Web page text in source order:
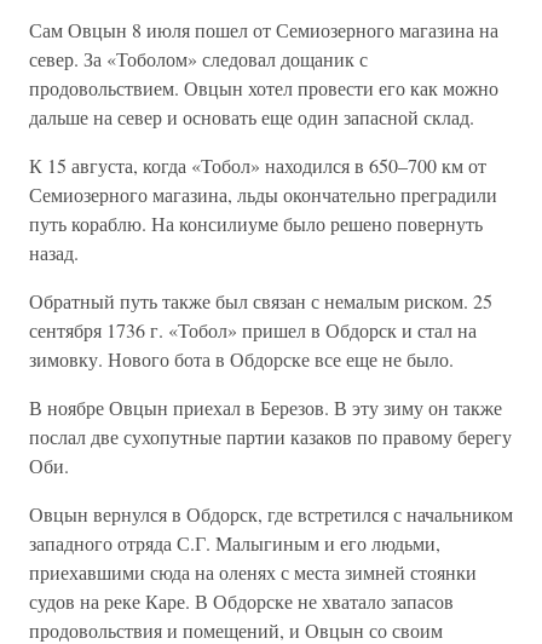
Сам Овцын 8 июля пошел от Семиозерного магазина на
север. За «Тоболом» следовал дощаник с
продовольствием. Овцын хотел провести его как можно
дальше на север и основать еще один запасной склад.
К 15 августа, когда «Тобол» находился в 650–700 км от
Семиозерного магазина, льды окончательно преградили
путь кораблю. На консилиуме было решено повернуть
назад.
Обратный путь также был связан с немалым риском. 25
сентября 1736 г. «Тобол» пришел в Обдорск и стал на
зимовку. Нового бота в Обдорске все еще не было.
В ноябре Овцын приехал в Березов. В эту зиму он также
послал две сухопутные партии казаков по правому берегу
Оби.
Овцын вернулся в Обдорск, где встретился с начальником
западного отряда С.Г. Малыгиным и его людьми,
приехавшими сюда на оленях с места зимней стоянки
судов на реке Каре. В Обдорске не хватало запасов
продовольствия и помещений, и Овцын со своим